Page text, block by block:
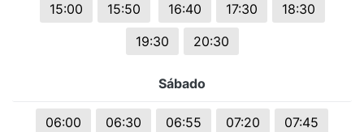
15:00
15:50 16:40 17:30
18:30
19:30
20:30
Sábado
06:00 06:30 06:55 07:20
07:45